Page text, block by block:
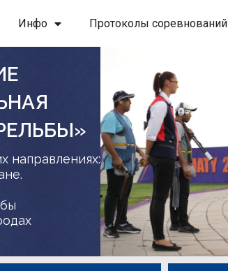
Инфо Протоколы соревнований
направлениях: